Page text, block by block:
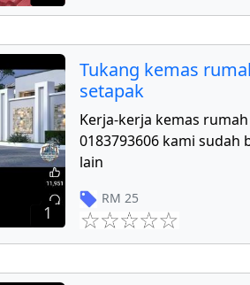
1
Tukang kemas
setapak
Kerja-kerja kemas
0183793606 kami
lain
RM 25